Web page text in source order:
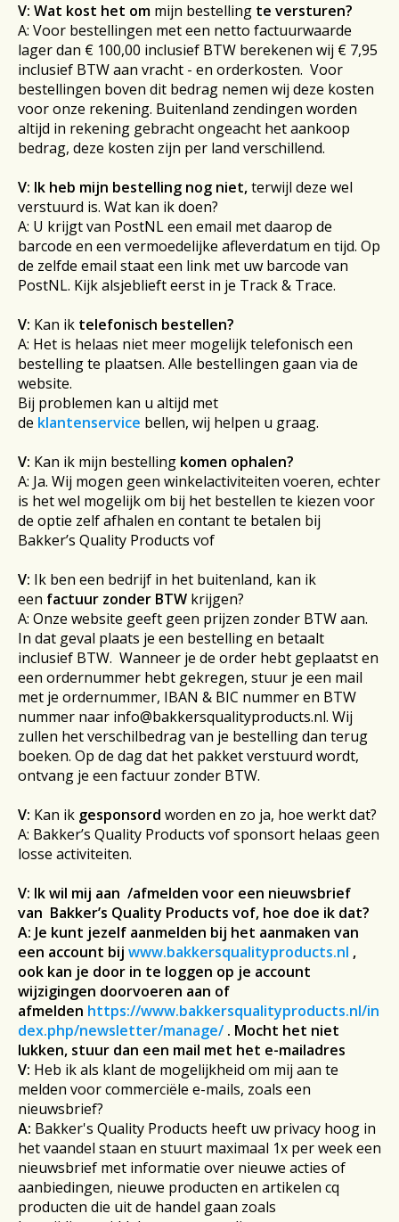
V: Wat kost het om mijn bestelling te versturen?
A: Voor bestellingen met een netto factuurwaarde
lager dan € 100,00 inclusief BTW berekenen wij € 7,95
inclusief BTW aan vracht - en orderkosten. Voor
bestellingen boven dit bedrag nemen wij deze kosten
voor onze rekening. Buitenland zendingen worden
altijd in rekening gebracht ongeacht het aankoop
bedrag, deze kosten zijn per land verschillend.
V: Ik heb mijn bestelling nog niet,terwijl deze wel
verstuurd is. Wat kan ik doen?
A: U krijgt van PostNL een email met daarop de
barcode en een vermoedelijke afleverdatum en tijd. Op
de zelfde email staat een link met uw barcode van
PostNL. Kijk alsjeblieft eerst in je Track & Trace.
V: Kan ik telefonisch bestellen?
A: Het is helaas niet meer mogelijk telefonisch een
bestelling te plaatsen. Alle bestellingen gaan via de
website.
Bij problemen kan u altijd met
de klantenservice bellen, wij helpen u graag.
V: Kan ik mijn bestelling komen ophalen?
A: Ja. Wij mogen geen winkelactiviteiten voeren, echter
is het wel mogelijk om bij het bestellen te kiezen voor
de optie zelf afhalen en contant te betalen bij
Bakker’s Quality Products vof
V: Ik ben een bedrijf in het buitenland, kan ik
een factuur zonder BTW krijgen?
A: Onze website geeft geen prijzen zonder BTW aan.
In dat geval plaats je een bestelling en betaalt
inclusief BTW. Wanneer je de order hebt geplaatst en
een ordernummer hebt gekregen, stuur je een mail
met je ordernummer, IBAN & BIC nummer en BTW
nummer naar info@bakkersqualityproducts.nl. Wij
zullen het verschilbedrag van je bestelling dan terug
boeken. Op de dag dat het pakket verstuurd wordt,
ontvang je een factuur zonder BTW.
V: Kan ik gesponsord worden en zo ja, hoe werkt dat?
A: Bakker’s Quality Products vof sponsort helaas geen
losse activiteiten.
V: Ik wil mij aan /afmelden voor een nieuwsbrief
van Bakker’s Quality Products vof, hoe doe ik dat?
A: Je kunt jezelf aanmelden bij het aanmaken van
een account bij www.bakkersqualityproducts.nl ,
ook kan je door in te loggen op je account
wijzigingen doorvoeren aan of
afmelden https://www.bakkersqualityproducts.nl/in
dex.php/newsletter/manage/ . Mocht het niet
lukken, stuur dan een mail met het e-mailadres
V: Heb ik als klant de mogelijkheid om mij aan te
melden voor commerciële e-mails, zoals een
nieuwsbrief?
A: Bakker's Quality Products heeft uw privacy hoog in
het vaandel staan en stuurt maximaal 1x per week een
nieuwsbrief met informatie over nieuwe acties of
aanbiedingen, nieuwe producten en artikelen cq
producten die uit de handel gaan zoals